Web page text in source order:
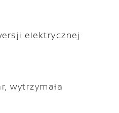
elektrycznej
wytrzymała